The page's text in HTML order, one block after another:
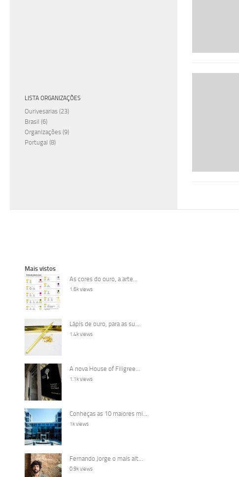
LISTA ORGANIZAÇÕES
Ourivesarias (23)
Brasil (6)
Organizações (9)
Portugal (8)
Mais vistos
As cores do ouro, a arte...
1.6k views
Lápis de ouro, para as su...
1.4k views
A nova House of Filigree...
1.1k views
Conheças as 10 maiores mi...
1k views
Fernando Jorge o mais alt...
0.9k views